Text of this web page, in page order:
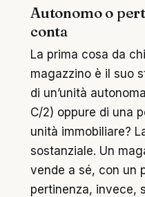
Autonomo o
conta
La prima cosa da
magazzino è il suo
di un’unità
C/2) oppure di una
unità immobiliare?
sostanziale. Un
vende a sé, con un
pertinenza, invece,